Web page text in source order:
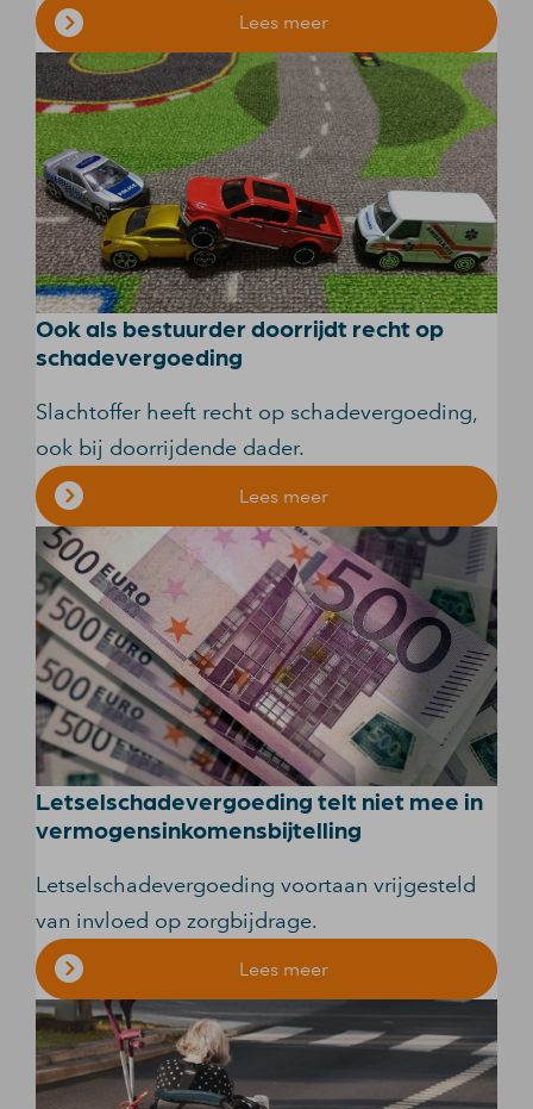
Lees meer
Ook als bestuurder doorrijdt recht op
schadevergoeding
Slachtoffer heeft recht op schadevergoeding,
ook bij doorrijdende dader.
Lees meer
Letselschadevergoeding telt niet mee in
vermogensinkomensbijtelling
Letselschadevergoeding voortaan vrijgesteld
van invloed op zorgbijdrage.
Lees meer